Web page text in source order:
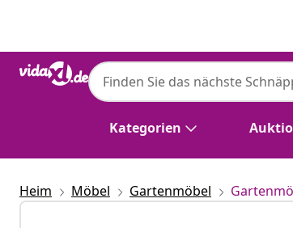
Kategorien
Heim Möbel Gartenmöbel